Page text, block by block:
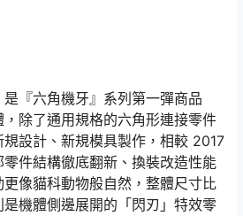
是『六角機牙』系列第一彈商品
，除了通用規格的六角形連接零件
設計、新規模具製作，相較 2017
件結構徹底翻新、換裝改造性能
像貓科動物般自然，整體尺寸比
機體側邊展開的「閃刃」特效零